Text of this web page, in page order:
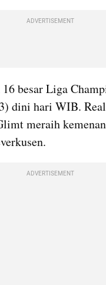
ADVERTISEMENT
besar Liga
dini hari WIB.
meraih
ADVERTISEMENT